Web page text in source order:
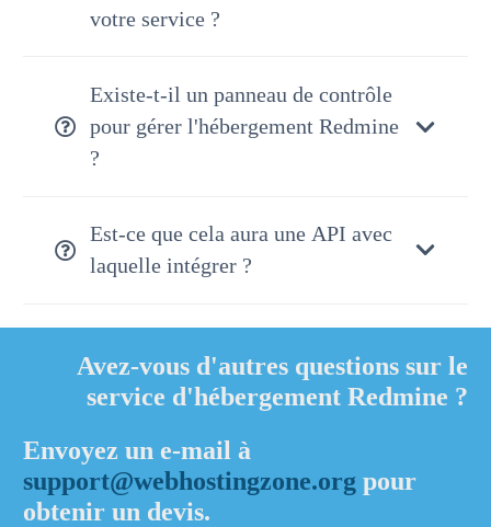
votre service ?
Existe-t-il un panneau de contrôle
pour gérer l'hébergement Redmine
?
Est-ce que cela aura une API avec
laquelle intégrer ?
Avez-vous d'autres questions sur le
service d'hébergement Redmine ?
Envoyez un e-mail à
support@webhostingzone.org pour
obtenir un devis.